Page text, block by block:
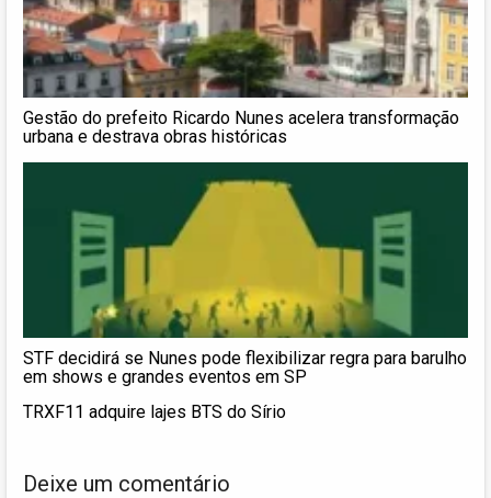
Gestão do prefeito Ricardo Nunes acelera transformação
urbana e destrava obras históricas
STF decidirá se Nunes pode flexibilizar regra para barulho
em shows e grandes eventos em SP
TRXF11 adquire lajes BTS do Sírio
Deixe um comentário